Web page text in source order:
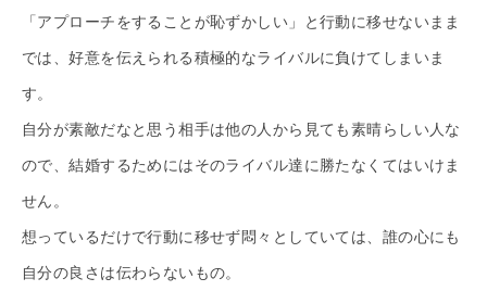
「アプローチをすることが恥ずかしい」と行動に移せないまま
では、好意を伝えられる積極的なライバルに負けてしまいま
す。
自分が素敵だなと思う相手は他の人から見ても素晴らしい人な
ので、結婚するためにはそのライバル達に勝たなくてはいけま
せん。
想っているだけで行動に移せず悶々としていては、誰の心にも
自分の良さは伝わらないもの。